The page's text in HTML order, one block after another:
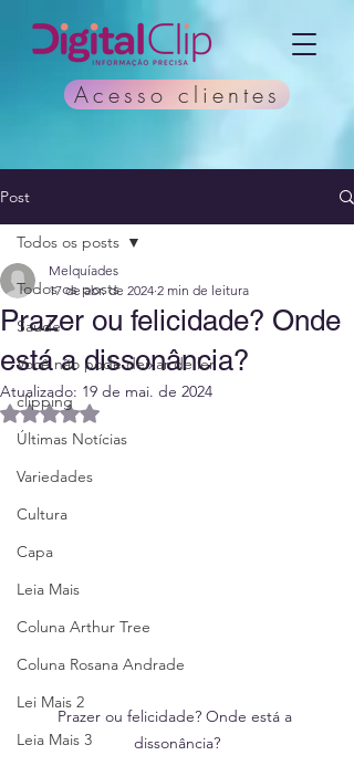
Acesso clientes
Post
Todos os posts
Saúde
Você não pode deixar de ler
clipping
Últimas Notícias
Variedades
Cultura
Capa
Leia Mais
Coluna Arthur Tree
Coluna Rosana Andrade
Lei Mais 2
Leia Mais 3
Todos os posts
Prazer ou felicidade? Onde
está a dissonância?
Melquíades
17 de abr. de 2024 2 min de leitura
Atualizado: 19 de mai. de 2024
Avaliado com NaN de 5 estrelas.
Prazer ou felicidade? Onde está a
dissonância?